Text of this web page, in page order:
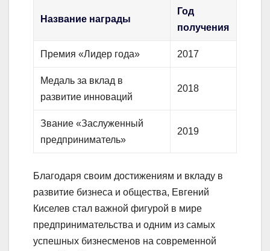
Название награды
Год
получения
Премия «Лидер года» 2017
Медаль за вклад в
развитие инноваций
2018
Звание «Заслуженный
предприниматель»
2019
Благодаря своим достижениям и вкладу в
развитие бизнеса и общества, Евгений
Киселев стал важной фигурой в мире
предпринимательства и одним из самых
успешных бизнесменов на современной